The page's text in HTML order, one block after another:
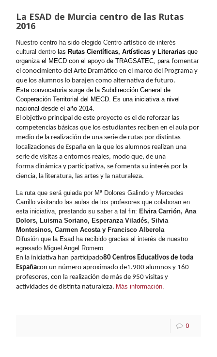
La ESAD de Murcia centro de las Rutas
2016
Nuestro centro ha sido elegido Centro artístico de interés
cultural dentro las Rutas Científicas, Artísticas y Literarias que
organiza el MECD con el apoyo de TRAGSATEC, para fomentar
el conocimiento del Arte Dramático en el marco del Programa y
que los alumnos lo barajen como alternativa de futuro.
Esta convocatoria surge de la Subdirección General de
Cooperación Territorial del MECD. Es una iniciativa a nivel
nacional desde el año 2014.
El objetivo principal de este proyecto es el de reforzar las
competencias básicas que los estudiantes reciben en el aula por
medio de la realización de una serie de rutas por distintas
localizaciones de España en la que los alumnos realizan una
serie de visitas a entornos reales, modo que, de una
forma dinámica y participativa, se fomenta su interés por la
ciencia, la literatura, las artes y la naturaleza.
La rutaque será guiada por Mª Dolores Galindo y Mercedes
Carrillo visitando las aulas de los profesores que colaboran en
esta iniciativa, prestando su saber a tal fin: Elvira Carrión, Ana
Dolors, Luisma Soriano, Esperanza Viladés, Silvia
Montesinos, Carmen Acosta y Francisco Alberola
Difusión que la Esad ha recibido gracias al interés de nuestro
egresado Miguel Angel Romero.
En la iniciativa han participado80 Centros Educativos de toda
Españacon un número aproximado de1.900 alumnos y 160
profesores, con la realización de más de 950 visitas y
actividades de distinta naturaleza. Más información.
0